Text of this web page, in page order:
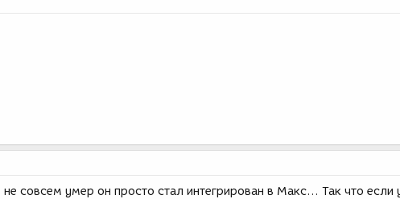
не совсем умер он просто стал интегрирован в Макс... Так что если